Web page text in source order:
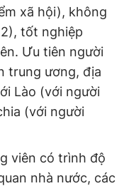
xã hội), không
tốt nghiệp
Ưu tiên người
trung ương, địa
Lào (với người
(với người
viên có trình độ
nhà nước, các